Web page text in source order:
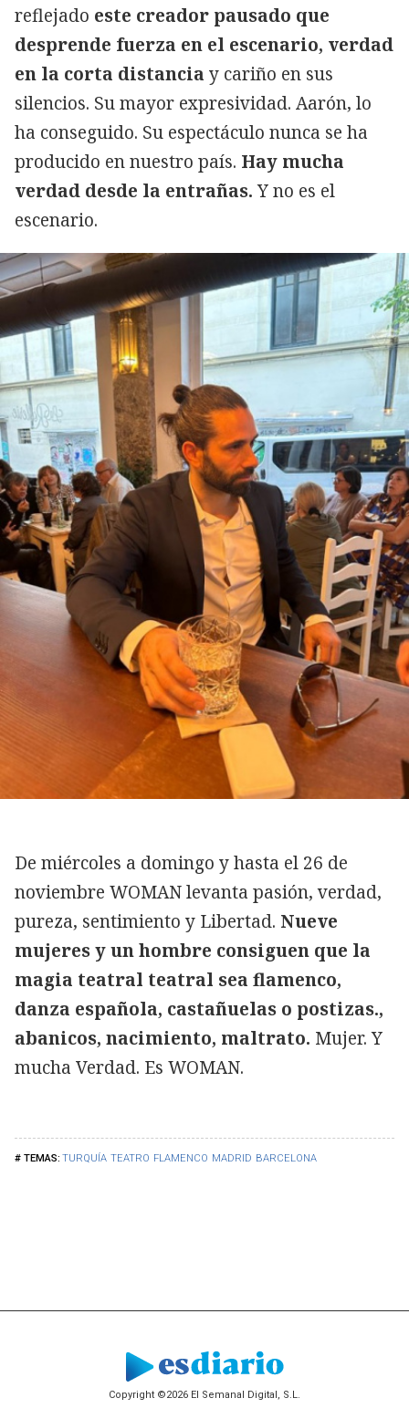
TURQUÍA TEATRO FLAMENCO MADRID BARCELONA
reflejado este creador pausado que
desprende fuerza en el escenario, verdad
en la corta distancia y cariño en sus
silencios. Su mayor expresividad. Aarón, lo
ha conseguido. Su espectáculo nunca se ha
producido en nuestro país. Hay mucha
verdad desde la entrañas.Y no es el
escenario.
De miércoles a domingo y hasta el 26 de
noviembre WOMAN levanta pasión, verdad,
pureza, sentimiento y Libertad. Nueve
mujeres y un hombre consiguen que la
magia teatral teatral sea flamenco,
danza española, castañuelas o postizas.,
abanicos, nacimiento, maltrato. Mujer. Y
mucha Verdad. Es WOMAN.
Copyright ©2026 El Semanal Digital, S.L.